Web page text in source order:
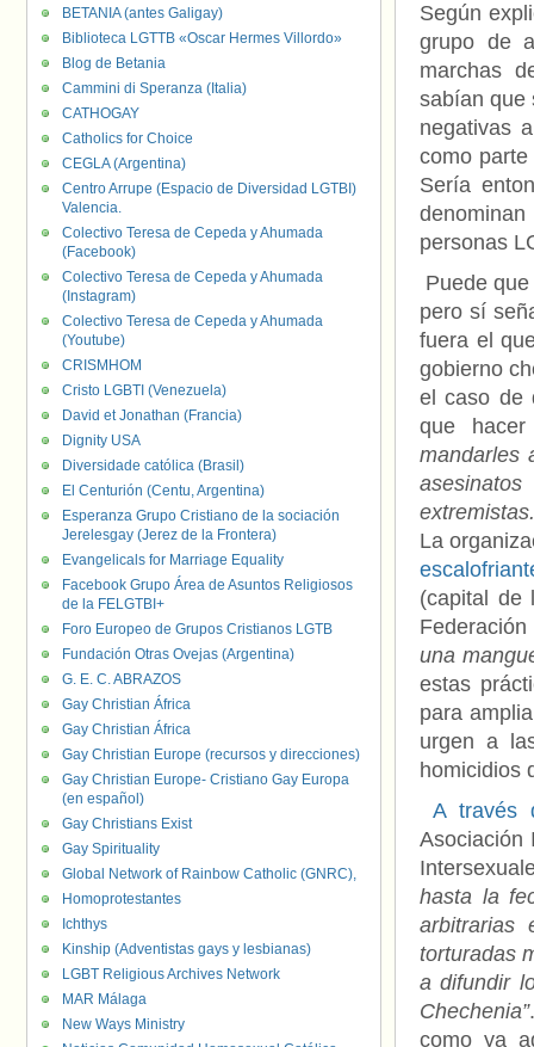
Según
grupo de
marchas
sabían que
negativas
como
Sería
personas
Puede
pero sí
fuera el
gobierno
el caso de
que
mandarles
extremistas.
La
(capital de
una
estas
para
urgen a
homicidios
A través
Asociación
hasta la
arbitrarias
torturadas
a difundir
Chechenia”
como ya
BETANIA (antes Galigay)
Biblioteca LGTTB «Oscar Hermes Villordo»
Blog de Betania
Cammini di Speranza (Italia)
CATHOGAY
Catholics for Choice
CEGLA (Argentina)
Centro Arrupe (Espacio de Diversidad LGTBI)
Valencia.
Colectivo Teresa de Cepeda y Ahumada
(Facebook)
Colectivo Teresa de Cepeda y Ahumada
(Instagram)
Colectivo Teresa de Cepeda y Ahumada
(Youtube)
CRISMHOM
Cristo LGBTI (Venezuela)
David et Jonathan (Francia)
Dignity USA
Diversidade católica (Brasil)
El Centurión (Centu, Argentina)
Esperanza Grupo Cristiano de la sociación
Jerelesgay (Jerez de la Frontera)
Evangelicals for Marriage Equality
Facebook Grupo Área de Asuntos Religiosos
de la FELGTBI+
Foro Europeo de Grupos Cristianos LGTB
Fundación Otras Ovejas (Argentina)
G. E. C. ABRAZOS
Gay Christian África
Gay Christian África
Gay Christian Europe (recursos y direcciones)
Gay Christian Europe- Cristiano Gay Europa
(en español)
Gay Christians Exist
Gay Spirituality
Global Network of Rainbow Catholic (GNRC),
Homoprotestantes
Ichthys
Kinship (Adventistas gays y lesbianas)
LGBT Religious Archives Network
MAR Málaga
New Ways Ministry